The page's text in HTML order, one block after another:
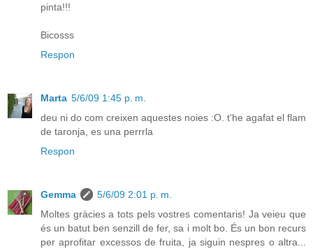
pinta!!!
Bicosss
Respon
Marta 5/6/09 1:45 p. m.
deu ni do com creixen aquestes noies :O. t'he agafat el flam
de taronja, es una perrrla
Respon
Gemma
5/6/09 2:01 p. m.
Moltes gràcies a tots pels vostres comentaris! Ja veieu que
és un batut ben senzill de fer, sa i molt bo. És un bon recurs
per aprofitar excessos de fruita, ja siguin nespres o altra...